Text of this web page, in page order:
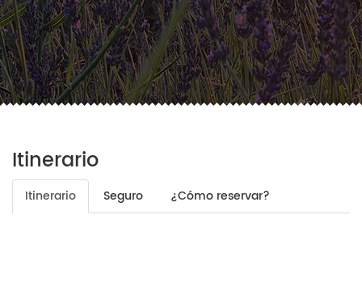
Itinerario
Itinerario Seguro ¿Cómo reservar?